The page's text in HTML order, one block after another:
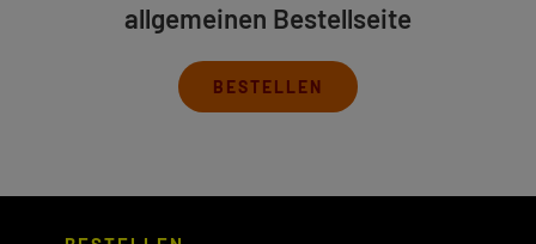
allgemeinen Bestellseite
BESTELLEN